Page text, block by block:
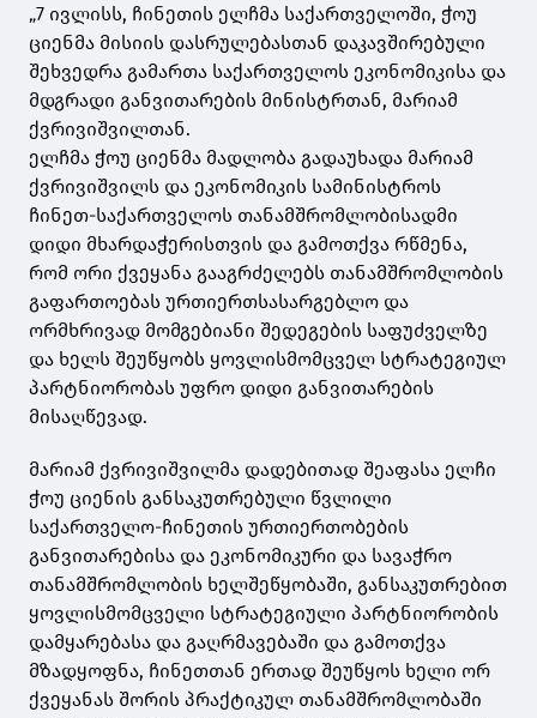
„7 ივლისს, ჩინეთის ელჩმა საქართველოში, ჭოუ
ციენმა მისიის დასრულებასთან დაკავშირებული
შეხვედრა გამართა საქართველოს ეკონომიკისა და
მდგრადი განვითარების მინისტრთან, მარიამ
ქვრივიშვილთან.
ელჩმა ჭოუ ციენმა მადლობა გადაუხადა მარიამ
ქვრივიშვილს და ეკონომიკის სამინისტროს
ჩინეთ-საქართველოს თანამშრომლობისადმი
დიდი მხარდაჭერისთვის და გამოთქვა რწმენა,
რომ ორი ქვეყანა გააგრძელებს თანამშრომლობის
გაფართოებას ურთიერთსასარგებლო და
ორმხრივად მომგებიანი შედეგების საფუძველზე
და ხელს შეუწყობს ყოვლისმომცველ სტრატეგიულ
პარტნიორობას უფრო დიდი განვითარების
მისაღწევად.
მარიამ ქვრივიშვილმა დადებითად შეაფასა ელჩი
ჭოუ ციენის განსაკუთრებული წვლილი
საქართველო-ჩინეთის ურთიერთობების
განვითარებისა და ეკონომიკური და სავაჭრო
თანამშრომლობის ხელშეწყობაში, განსაკუთრებით
ყოვლისმომცველი სტრატეგიული პარტნიორობის
დამყარებასა და გაღრმავებაში და გამოთქვა
მზადყოფნა, ჩინეთთან ერთად შეუწყოს ხელი ორ
ქვეყანას შორის პრაქტიკულ თანამშრომლობაში